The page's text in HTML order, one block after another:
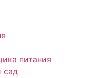
питания
сад